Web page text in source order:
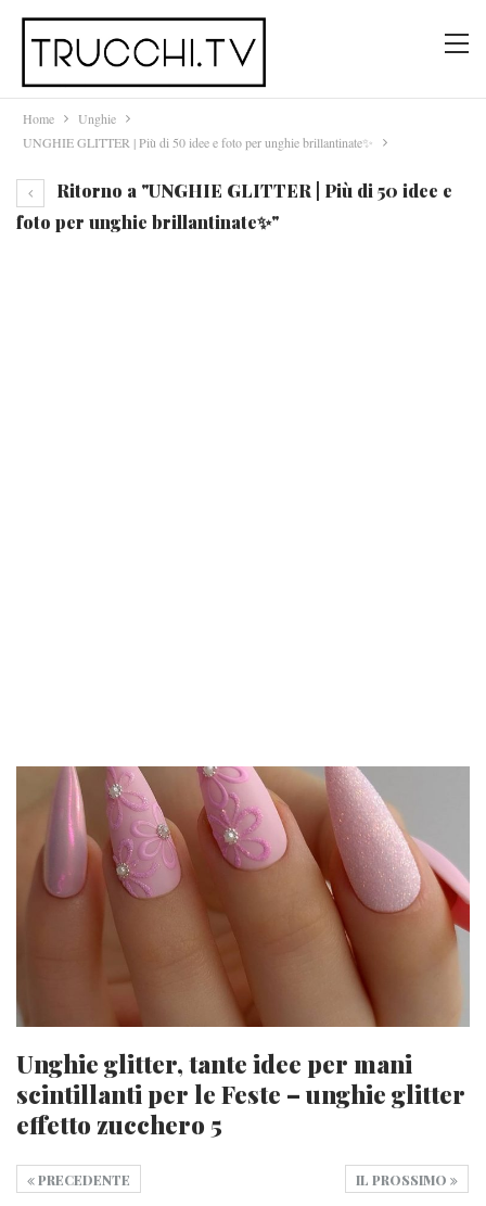
Home
Unghie
UNGHIE GLITTER | Più di 50 idee e foto per unghie brillantinate✨
Ritorno a "UNGHIE GLITTER | Più di 50 idee e
foto per unghie brillantinate✨"
Unghie glitter, tante idee per mani
scintillanti per le Feste – unghie glitter
effetto zucchero 5
IL PROSSIMO
PRECEDENTE